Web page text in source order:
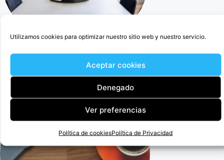
Utilizamos cookies para optimizar nuestro sitio web y nuestro servicio.
Aceptar cookies
Denegado
Ver preferencias
Política de cookiesPolítica de Privacidad
Cercedilla Abogado Para Anular Ogisaka Garden